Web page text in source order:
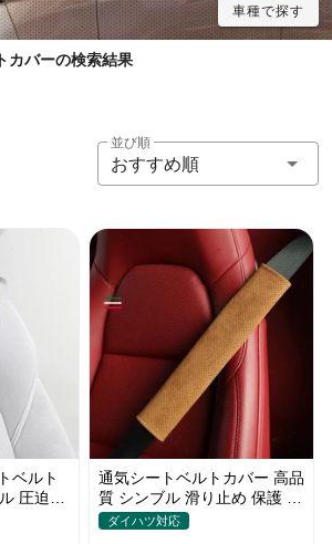
車種で探す
カバーの検索結果
並び順
おすすめ順
ベルト
ド
通気シートベルトカバー 高品
質 シンブル 滑り止め 保護 肩
当てパッド 圧迫感軽減
ダイハツ対応